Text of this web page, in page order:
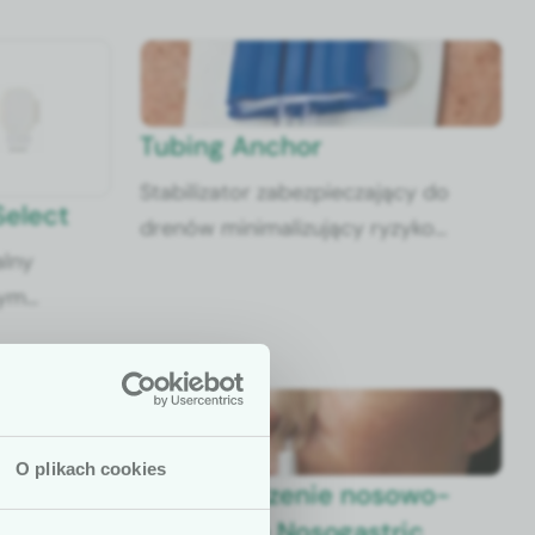
O plikach cookies
Tubing Anchor
Stabilizator zabezpieczający do
drenów minimalizujący ryzyko
Zabezpieczenie nosowo-